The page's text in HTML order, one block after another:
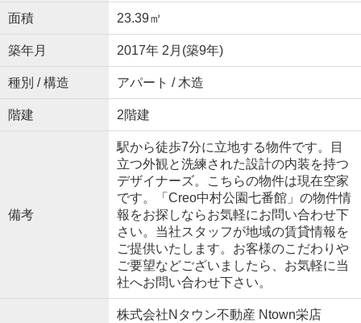
面積 23.39㎡
築年月 2017年 2月(築9年)
種別 / 構造 アパート / 木造
階建 2階建
備考
駅から徒歩7分に立地する物件です。目
立つ外観と洗練された設計の内装を持つ
デザイナーズ。こちらの物件は現在空家
です。「Creo中村公園七番館」の物件情
報をお探しならお気軽にお問い合わせ下
さい。当社スタッフが地域の賃貸情報を
ご提供いたします。お客様のこだわりや
ご要望などございましたら、お気軽に当
社へお問い合わせ下さい。
株式会社Nタウン不動産 Ntown栄店